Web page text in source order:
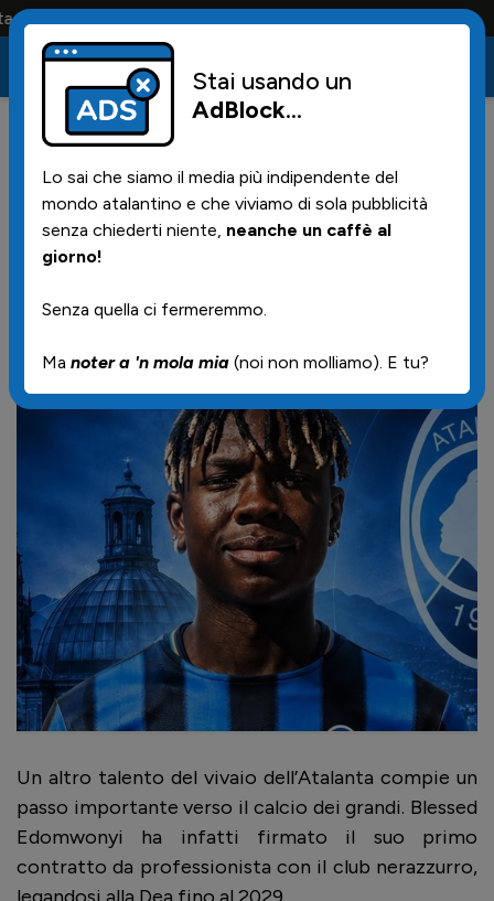
la maglia e solo i tifosi la portano tutta la vita
05/07/2026 | 11.47
Benedetto il contratto
Un altro talento del vivaio dell’Atalanta compie un
passo importante verso il calcio dei grandi. Blessed
Edomwonyi ha infatti firmato il suo primo
contratto da professionista con il club nerazzurro,
Stai usando un
AdBlock...
Lo sai che siamo il media più indipendente del
mondo atalantino e che viviamo di sola pubblicità
senza chiederti niente, neanche un caffè al
giorno!
Senza quella ci fermeremmo.
Ma noter a 'n mola mia (noi non molliamo). E tu?